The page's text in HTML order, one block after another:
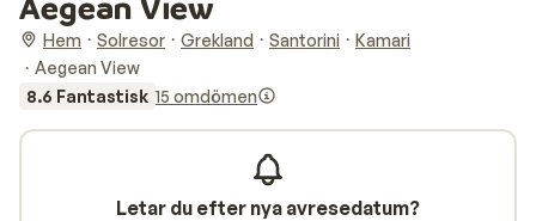
Hem Solresor Grekland Santorini
Kamari
Aegean View
8.6 Fantastisk 15 omdömen
Letar du efter nya avresedatum?